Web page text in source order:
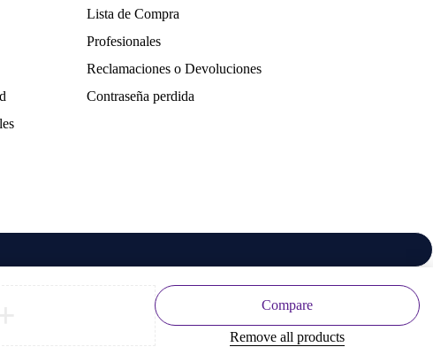
Lista de Compra
Profesionales
Reclamaciones o Devoluciones
Contraseña perdida
Compare
Remove all products